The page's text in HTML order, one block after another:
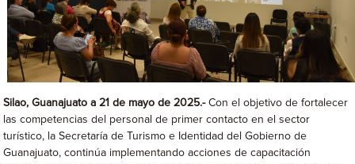
Silao, Guanajuato a 21 de mayo de 2025.-Con el objetivo de fortalecer
las competencias del personal de primer contacto en el sector
turístico, la Secretaría de Turismo e Identidad del Gobierno de
Guanajuato, continúa implementando acciones de capacitación